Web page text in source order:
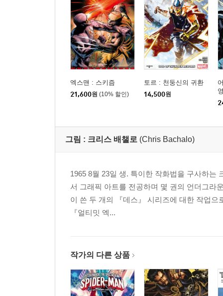
엑스맨 : 스키즘
21,600원 (10% 할인)
토르 : 천둥신의 귀환
14,500원
그림 : 크리스 배챌로 (Chris Bachalo)
1965 8월 23일 생. 특이한 작화법을 구사하는
서 그래픽 아트를 전공하며 몇 권의 언더그라
이 쓴 두 개의 『데스』 시리즈에 대한 작업
『얼티밋 엑...
작가의 다른 상품